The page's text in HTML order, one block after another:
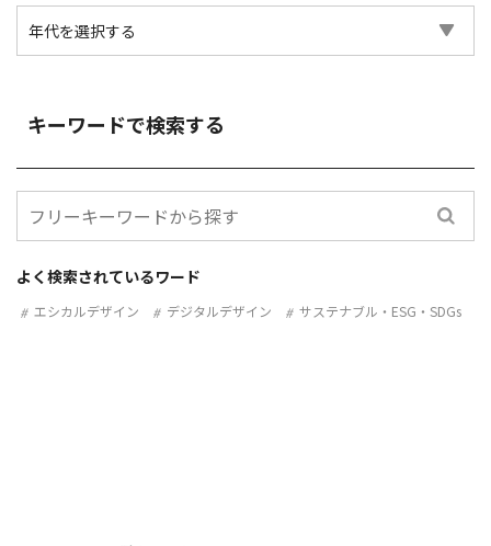
キーワードで検索する
よく検索されているワード
エシカルデザイン デジタルデザイン サステナブル・ESG・SDGs